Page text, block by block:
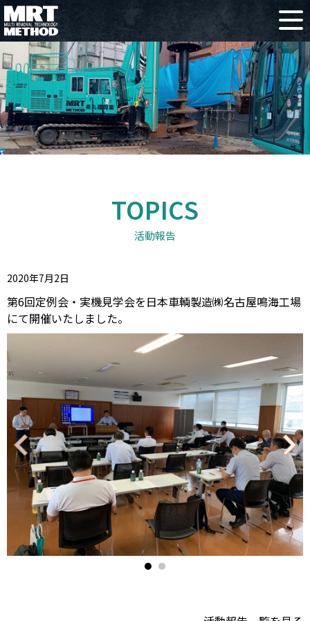
TOPICS
活動報告
2020年7月2日
第6回定例会・実機見学会を日本車輌製造㈱名古屋鳴海工場
にて開催いたしました。
ク
リ
ッ
ク/
タ
ッ
プ